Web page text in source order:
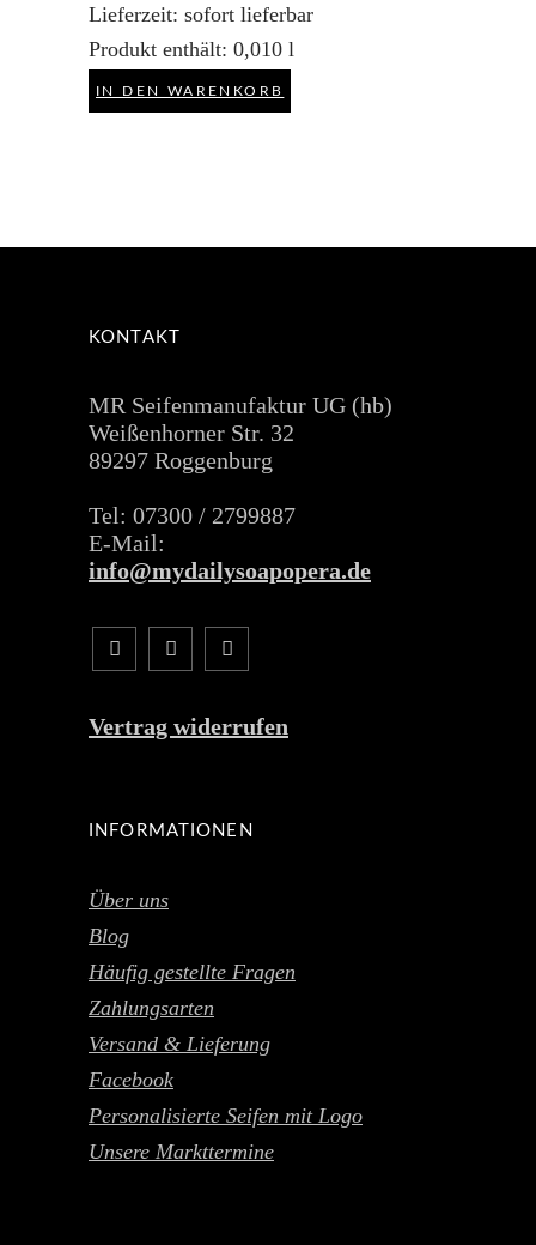
Lieferzeit: sofort lieferbar
Produkt enthält: 0,010 l
IN DEN WARENKORB
KONTAKT
MR Seifenmanufaktur UG (hb)
Weißenhorner Str. 32
89297 Roggenburg
Tel: 07300 / 2799887
E-Mail:
info@mydailysoapopera.de
Vertrag widerrufen
INFORMATIONEN
Über uns
Blog
Häufig gestellte Fragen
Zahlungsarten
Versand & Lieferung
Facebook
Personalisierte Seifen mit Logo
Unsere Markttermine